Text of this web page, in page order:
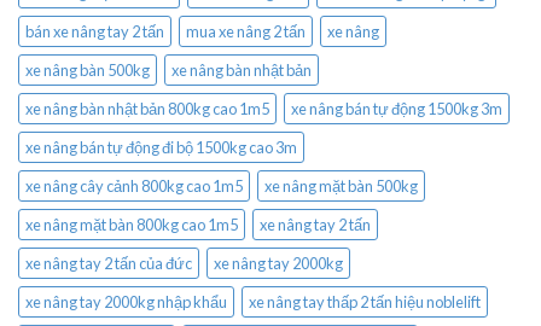
bán xe nâng tay 2 tấn
mua xe nâng 2 tấn
xe nâng
xe nâng bàn 500kg
xe nâng bàn nhật bản
xe nâng bàn nhật bản 800kg cao 1m5
xe nâng bán tự động 1500kg 3m
xe nâng bán tự động đi bộ 1500kg cao 3m
xe nâng cây cảnh 800kg cao 1m5
xe nâng mặt bàn 500kg
xe nâng mặt bàn 800kg cao 1m5
xe nâng tay 2 tấn
xe nâng tay 2 tấn của đức
xe nâng tay 2000kg
xe nâng tay 2000kg nhập khẩu
xe nâng tay thấp 2 tấn hiệu noblelift